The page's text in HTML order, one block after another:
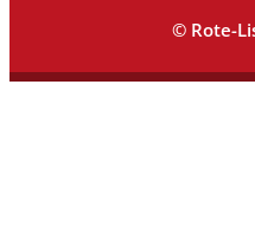
© Rote-